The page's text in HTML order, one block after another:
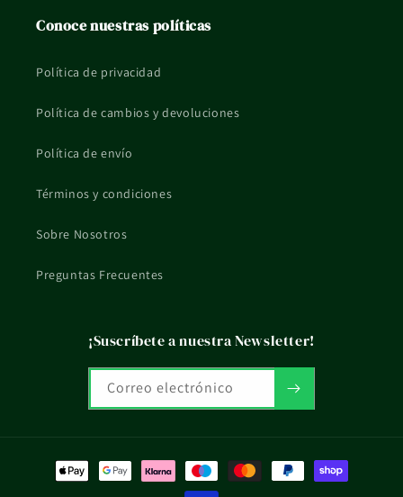
Conoce nuestras políticas
Política de privacidad
Política de cambios y devoluciones
Política de envío
Términos y condiciones
Sobre Nosotros
Preguntas Frecuentes
¡Suscríbete a nuestra Newsletter!
Correo electrónico
Formas